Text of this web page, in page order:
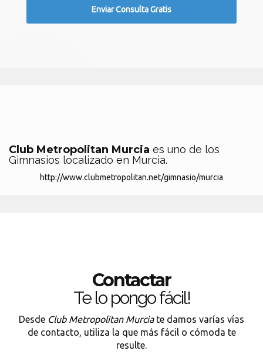
Club Metropolitan Murcia es uno de los
Gimnasios localizado en Murcia.
http://www.clubmetropolitan.net/gimnasio/murcia
Contactar
Te lo pongo fácil!
Desde Club Metropolitan Murciate damos varías vías
de contacto, utiliza la que más fácil o cómoda te
resulte.